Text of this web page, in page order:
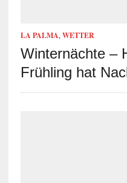
LA PALMA, WETTER
Winternächte –
Frühling hat